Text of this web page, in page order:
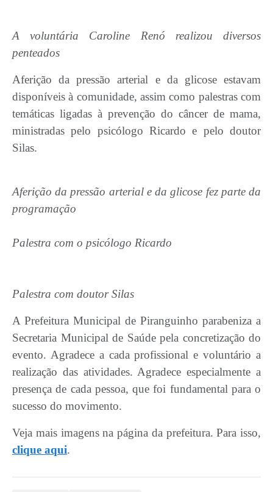
A voluntária Caroline Renó realizou diversos
penteados
Aferição da pressão arterial e da glicose estavam
disponíveis à comunidade, assim como palestras com
temáticas ligadas à prevenção do câncer de mama,
ministradas pelo psicólogo Ricardo e pelo doutor
Silas.
Aferição da pressão arterial e da glicose fez parte da
programação
Palestra com o psicólogo Ricardo
Palestra com doutor Silas
A Prefeitura Municipal de Piranguinho parabeniza a
Secretaria Municipal de Saúde pela concretização do
evento. Agradece a cada profissional e voluntário a
realização das atividades. Agradece especialmente a
presença de cada pessoa, que foi fundamental para o
sucesso do movimento.
Veja mais imagens na página da prefeitura. Para isso,
clique aqui.